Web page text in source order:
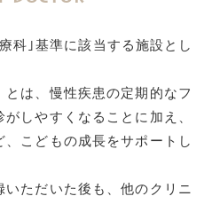
科｣基準に該当する施設とし
とは、慢性疾患の定期的なフ
しやすくなることに加え、
こどもの成長をサポートし
ただいた後も、他のクリニ